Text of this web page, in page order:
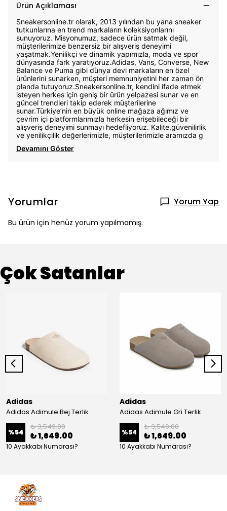
Ürün Açıklaması
Sneakersonline.tr olarak, 2013 yılından bu yana sneaker
tutkunlarına en trend markaların koleksiyonlarını
sunuyoruz. Misyonumuz, sadece ürün satmak değil,
müşterilerimize benzersiz bir alışveriş deneyimi
yaşatmak.Yenilikçi ve dinamik yapımızla, moda ve spor
dünyasında fark yaratıyoruz.Adidas, Vans, Converse, New
Balance ve Puma gibi dünya devi markaların en özel
ürünlerini sunarken, müşteri memnuniyetini her zaman ön
planda tutuyoruz.Sneakersonline.tr, kendini ifade etmek
isteyen herkes için geniş bir ürün yelpazesi sunar ve en
güncel trendleri takip ederek müşterilerine
sunar.Türkiye’nin en büyük online mağaza ağımız ve
çevrim içi platformlarımızla herkesin erişebileceği bir
alışveriş deneyimi sunmayı hedefliyoruz. Kalite,güvenilirlik
ve yenilikçilik değerlerimizle, müşterilerimizle aramızda g
Devamını Göster
Yorumlar Yorum Yap
Bu ürün için henüz yorum yapılmamış.
Çok Satanlar
Adidas
Adidas Adimule Bej Terlik
%54
₺ 3,549.00
₺ 1,649.00
10 Ayakkabı Numarası?
Adidas
Adidas Adimule Gri Terlik
%54
₺ 3,549.00
₺ 1,649.00
10 Ayakkabı Numarası?